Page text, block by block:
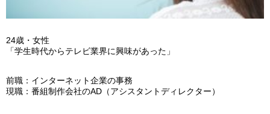
24歳・女性
「学生時代からテレビ業界に興味があった」
前職：インターネット企業の事務
現職：番組制作会社のAD（アシスタントディレクター）